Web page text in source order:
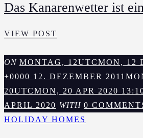
RICHTEN?
Das Kanarenwetter ist
VIEW POST
IST
EINE
FEINE
SACHE
ON MONTAG, 12UTCMON, 12
+0000 12. DEZEMBER 2011
20UTCMON, 20 APR 2020
APRIL 2020 WITH 0
HOLIDAY HOMES